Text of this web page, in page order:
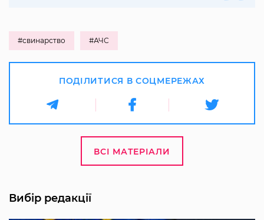
#свинарство #АЧС
ПОДІЛИТИСЯ В СОЦМЕРЕЖАХ
ВСІ МАТЕРІАЛИ
Вибір редакції